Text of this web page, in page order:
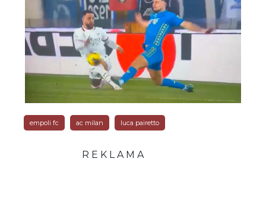
empoli fc ac milan luca pairetto
R E K L A M A